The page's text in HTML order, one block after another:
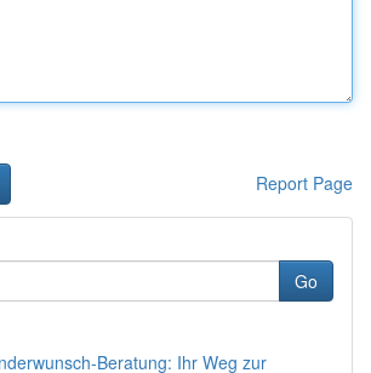
Report Page
Go
Beratung: Ihr Weg zur